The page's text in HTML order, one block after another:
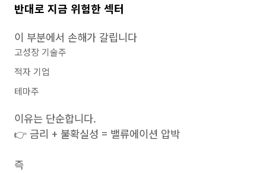
반대로 지금 위험한 섹터
이 부분에서 손해가 갈립니다
고성장 기술주
적자 기업
테마주
이유는 단순합니다.
👉 금리 + 불확실성 = 밸류에이션 압박
즉